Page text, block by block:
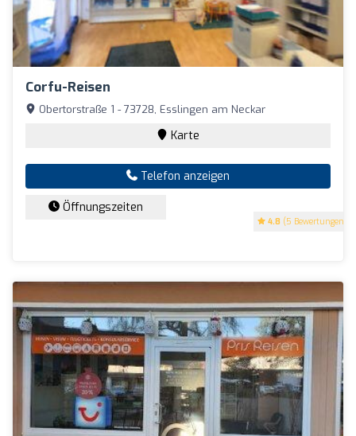
Corfu-Reisen
4.8 (5 Bewertungen)
Obertorstraße 1 - 73728, Esslingen am Neckar
Karte
Telefon anzeigen
Öffnungszeiten